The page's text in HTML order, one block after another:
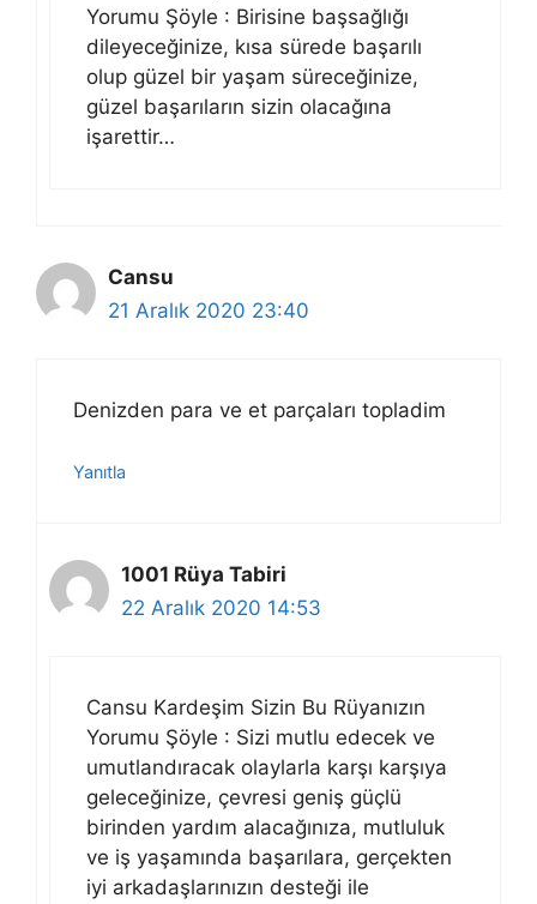
Yorumu Şöyle : Birisine başsağlığı
dileyeceğinize, kısa sürede başarılı
olup güzel bir yaşam süreceğinize,
güzel başarıların sizin olacağına
işarettir…
Cansu
21 Aralık 2020 23:40
Denizden para ve et parçaları topladim
Yanıtla
1001 Rüya Tabiri
22 Aralık 2020 14:53
Cansu Kardeşim Sizin Bu Rüyanızın
Yorumu Şöyle : Sizi mutlu edecek ve
umutlandıracak olaylarla karşı karşıya
geleceğinize, çevresi geniş güçlü
birinden yardım alacağınıza, mutluluk
ve iş yaşamında başarılara, gerçekten
iyi arkadaşlarınızın desteği ile